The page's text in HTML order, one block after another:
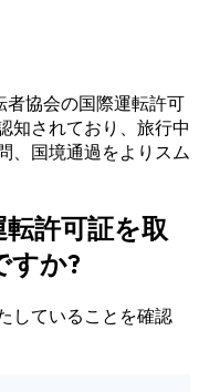
者協会の国際運転許可
知されており、旅行中
、国境通過をよりスム
転許可証を取
すか?
していることを確認